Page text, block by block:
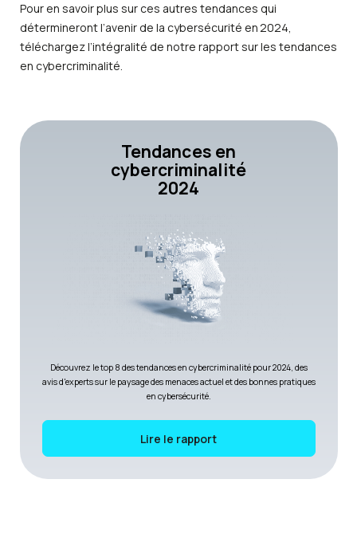
Pour en savoir plus sur ces autres tendances qui
détermineront l’avenir de la cybersécurité en 2024,
téléchargez l’intégralité de notre rapport sur les tendances
en cybercriminalité.
Tendances en
cybercriminalité
2024
Lire le rapport
Découvrez le top 8 des tendances en cybercriminalité pour 2024, des
avis d'experts sur le paysage des menaces actuel et des bonnes pratiques
en cybersécurité.